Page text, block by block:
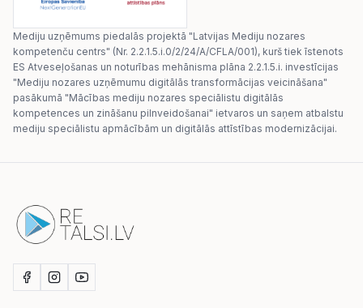
Mediju uzņēmums piedalās projektā "Latvijas Mediju nozares
kompetenču centrs" (Nr. 2.2.1.5.i.0/2/24/A/CFLA/001), kurš tiek īstenots
ES Atveseļošanas un noturības mehānisma plāna 2.2.1.5.i. investīcijas
"Mediju nozares uzņēmumu digitālās transformācijas veicināšana"
pasākumā "Mācības mediju nozares speciālistu digitālās
kompetences un zināšanu pilnveidošanai" ietvaros un saņem atbalstu
mediju speciālistu apmācībām un digitālās attīstības modernizācijai.